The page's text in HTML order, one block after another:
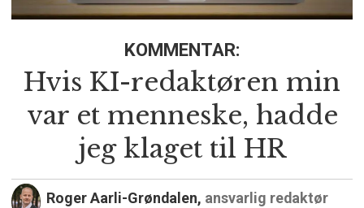
KOMMENTAR:
Hvis KI-redaktøren min
var et menneske, hadde
jeg klaget til HR
Roger Aarli-Grøndalen, ansvarlig redaktør